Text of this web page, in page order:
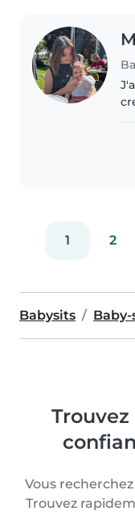
1 2
Babysits
Vous
Trouvez